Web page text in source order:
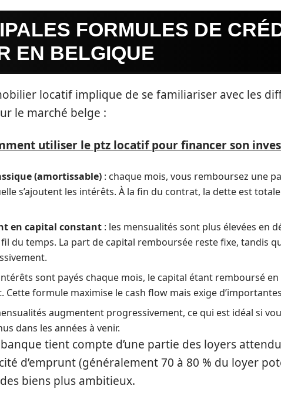
FORMULES DE
EN BELGIQUE
locatif implique de se familiariser avec les
le marché belge :
utiliser le ptz locatif pour financer son
(amortissable) : chaque mois, vous remboursez une
s’ajoutent les intérêts. À la fin du contrat, la dette est
en capital constant : les mensualités sont plus élevées en
du temps. La part de capital remboursée reste fixe, tandis
sont payés chaque mois, le capital étant remboursé
formule maximise le cash flow mais exige
augmentent progressivement, ce qui est idéal si
dans les années à venir.
tient compte d’une partie des loyers
d’emprunt (généralement 70 à 80 % du loyer
biens plus ambitieux.